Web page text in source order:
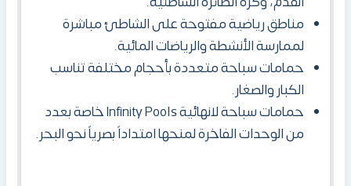
مناطق رياضية مفتوحة على الشاطئ مباشرة
لممارسة الأنشطة والرياضات المائية.
حمامات سباحة متعددة بأحجام مختلفة تناسب
الكبار والصغار.
حمامات سباحة لانهائية Infinity Pools خاصة بعدد
من الوحدات الفاخرة لمنحها امتداداً بصرياً نحو البحر.